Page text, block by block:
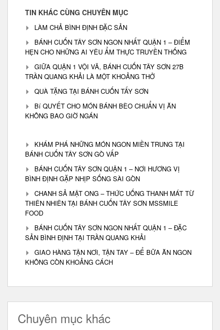
TIN KHÁC CÙNG CHUYÊN MỤC
LÀM CHẢ BÌNH ĐỊNH ĐẶC SẢN
BÁNH CUỐN TÂY SƠN NGON NHẤT QUẬN 1 – ĐIỂM
HẸN CHO NHỮNG AI YÊU ẨM THỰC TRUYỀN THỐNG
GIỮA QUẬN 1 VỘI VÃ, BÁNH CUỐN TÂY SƠN 27B
TRẦN QUANG KHẢI LÀ MỘT KHOẢNG THỞ
QUÀ TẶNG TẠI BÁNH CUỐN TẤY SƠN
Bí QUYẾT CHO MÓN BÁNH BÈO CHUẨN VỊ ĂN
KHÔNG BAO GIỜ NGÁN
KHÁM PHÁ NHỮNG MÓN NGON MIỀN TRUNG TẠI
BÁNH CUỐN TÂY SƠN GÒ VẤP
BÁNH CUỐN TÂY SƠN QUẬN 1 – NƠI HƯƠNG VỊ
BÌNH ĐỊNH GẶP NHỊP SỐNG SÀI GÒN
CHANH SẢ MẬT ONG – THỨC UỐNG THANH MÁT TỪ
THIÊN NHIÊN TẠI BÁNH CUỐN TÂY SƠN MSSMILE
FOOD
BÁNH CUỐN TÂY SƠN NGON NHẤT QUẬN 1 – ĐẶC
SẢN BÌNH ĐỊNH TẠI TRẦN QUANG KHẢI
GIAO HÀNG TẬN NƠI, TẬN TAY – ĐỂ BỮA ĂN NGON
KHÔNG CÒN KHOẢNG CÁCH
Chuyên mục khác